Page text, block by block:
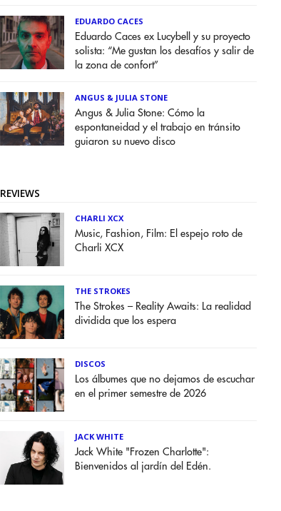
EDUARDO CACES
Eduardo Caces ex Lucybell y su proyecto
solista: “Me gustan los desafíos y salir de
la zona de confort”
ANGUS & JULIA STONE
Angus & Julia Stone: Cómo la
espontaneidad y el trabajo en tránsito
guiaron su nuevo disco
REVIEWS
CHARLI XCX
Music, Fashion, Film: El espejo roto de
Charli XCX
THE STROKES
The Strokes – Reality Awaits: La realidad
dividida que los espera
DISCOS
Los álbumes que no dejamos de escuchar
en el primer semestre de 2026
JACK WHITE
Jack White "Frozen Charlotte":
Bienvenidos al jardín del Edén.